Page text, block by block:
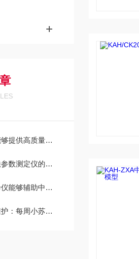
高质量的脉搏模拟
定仪的主要功能
助中医医师进行望诊
除垢与季度温度校准指南